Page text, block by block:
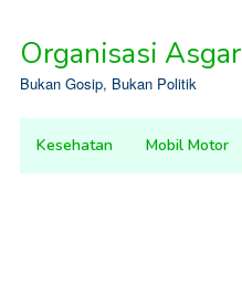
contentOrganisasi Asgar
Bukan Gosip, Bukan Politik
Kesehatan Mobil Motor